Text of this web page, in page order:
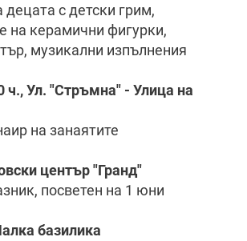
децата с детски грим,
на керамични фигурки,
музикални изпълнения
ч., Ул. "Стръмна" - Улица на
на занаятите
център "Гранд"
посветен на 1 юни
базилика